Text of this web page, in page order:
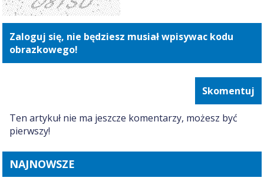
Zaloguj się, nie będziesz musiał wpisywac kodu
obrazkowego!
Skomentuj
Ten artykuł nie ma jeszcze komentarzy, możesz być
pierwszy!
NAJNOWSZE